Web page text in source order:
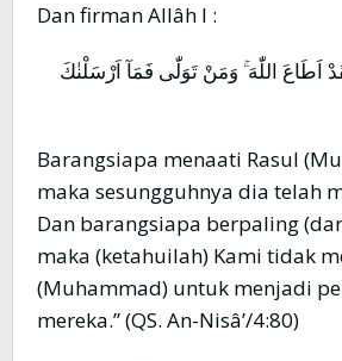
Dan firman Allâh l :
اللّٰهَ ۚ وَمَنْ تَوَلّٰى فَمَآ اَرْسَلْنٰكَ
Barangsiapa menaati Rasul
maka sesungguhnya dia telah
Dan barangsiapa berpaling
maka (ketahuilah) Kami tidak
(Muhammad) untuk menjadi
mereka.” (QS. An-Nisâ’/4:80)